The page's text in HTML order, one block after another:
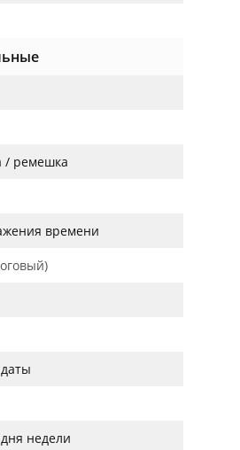
/ ремешка
времени
недели